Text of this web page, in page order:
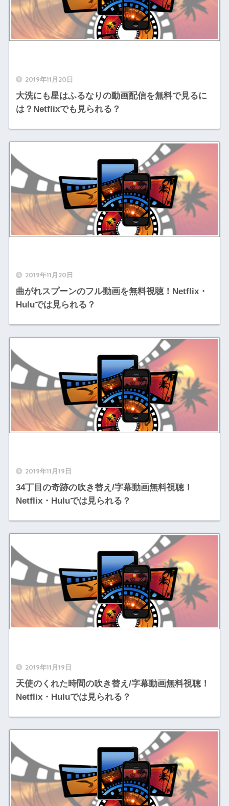
2019年11月20日
大洗にも星はふるなりの動画配信を無料で見るに
は？Netflixでも見られる？
2019年11月20日
曲がれスプーンのフル動画を無料視聴！Netflix・
Huluでは見られる？
2019年11月19日
34丁目の奇跡の吹き替え/字幕動画無料視聴！
Netflix・Huluでは見られる？
2019年11月19日
天使のくれた時間の吹き替え/字幕動画無料視聴！
Netflix・Huluでは見られる？